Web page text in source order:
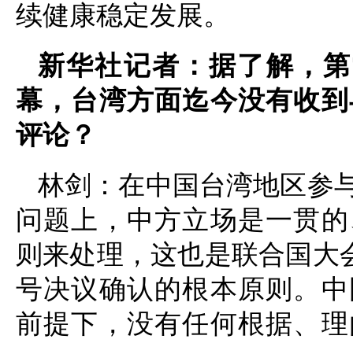
续健康稳定发展。
新华社记者：据了解，
幕，台湾方面迄今没有收
评论？
林剑：在中国台湾地区参
问题上，中方立场是一贯
则来处理，这也是联合国大
号决议确认的根本原则。
前提下，没有任何根据、